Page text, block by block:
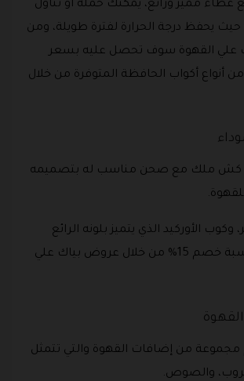
مميز ورائع، يمكنك حمله أو تناول
حيث يحفظ درجة الحرارة لفترة طويلة، ومن
علي القهوة سوف تحصل عليه بسعر
أنواع أكواب الحافظة المتوفرة من خلال
كش ملك مع صحن مناسب له بتصميمه
وكوب الأوركيد الذي يتميز بلونه الرائع
والمناسب مع نسبة خصم 15% من خلال عروض بياك علي
من إضافات القهوة والتي تتمثل
والصوص.